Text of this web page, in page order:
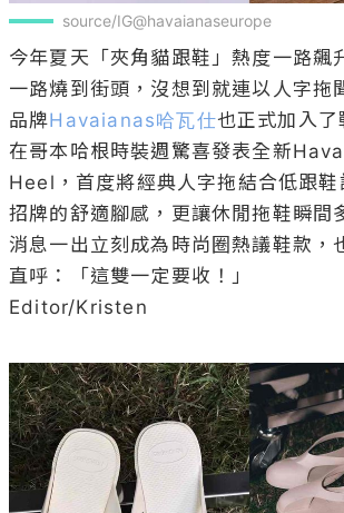
source/IG@havaianaseurope
今年夏天「夾角貓跟鞋」熱度一路飆
一路燒到街頭，沒想到就連以人字拖
品牌Havaianas哈瓦仕也正式加入了
在哥本哈根時裝週驚喜發表全新
Heel，首度將經典人字拖結合低跟鞋
招牌的舒適腳感，更讓休閒拖鞋瞬間
消息一出立刻成為時尚圈熱議鞋款，
直呼：「這雙一定要收！」
Editor/Kristen